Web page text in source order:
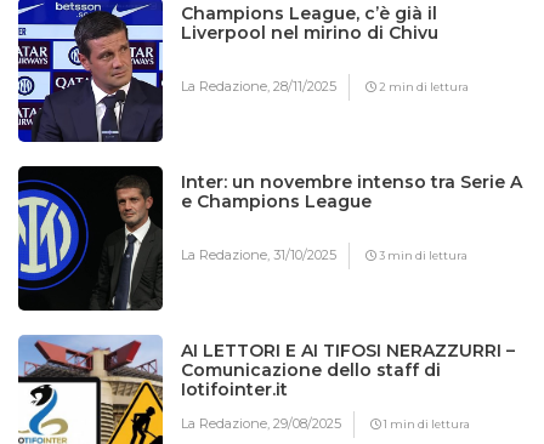
Champions League, c’è già il
Liverpool nel mirino di Chivu
La Redazione,28/11/2025 2 min di lettura
Inter: un novembre intenso tra Serie A
e Champions League
La Redazione,31/10/2025 3 min di lettura
AI LETTORI E AI TIFOSI NERAZZURRI –
Comunicazione dello staff di
Iotifointer.it
La Redazione,29/08/2025 1 min di lettura